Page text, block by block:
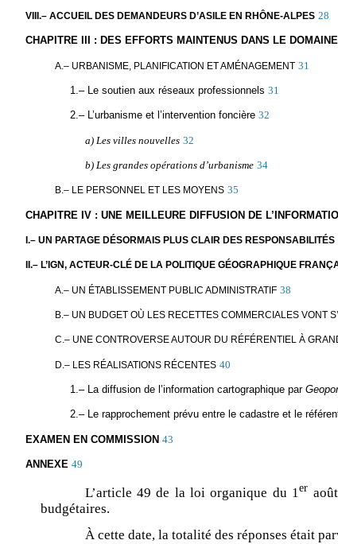
VIII.– ACCUEIL DES DEMANDEURS D’ASILE EN RHÔNE-ALPES 28
CHAPITRE III : DES EFFORTS MAINTENUS DANS LE
A.– URBANISME, PLANIFICATION ET AMÉNAGEMENT 31
1.– Le soutien aux réseaux professionnels 31
2.– L’urbanisme et l’intervention foncière 32
a) Les villes nouvelles 32
b) Les grandes opérations d’urbanisme 34
B.– LE PERSONNEL ET LES MOYENS 35
CHAPITRE IV : UNE MEILLEURE DIFFUSION DE
I.– UN PARTAGE DÉSORMAIS PLUS CLAIR DES RESPONSABILITÉS
II.– L’IGN, ACTEUR-CLÉ DE LA POLITIQUE GÉOGRAPHIQUE
A.– UN ÉTABLISSEMENT PUBLIC ADMINISTRATIF 38
B.– UN BUDGET OÙ LES RECETTES COMMERCIALES VONT
C.– UNE CONTROVERSE AUTOUR DU RÉFÉRENTIEL À
D.– LES RÉALISATIONS RÉCENTES 40
1.– La diffusion de l’information cartographique par
2.– Le rapprochement prévu entre le cadastre et le
EXAMEN EN COMMISSION 43
ANNEXE 49
L’article 49 de la loi organique du 1er
budgétaires.
À cette date, la totalité des réponses était